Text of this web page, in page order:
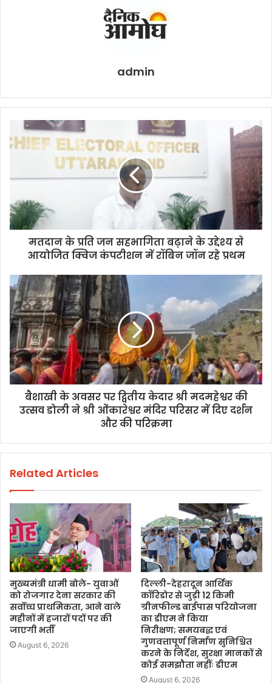
admin
मतदान के प्रति जन सहभागिता बढ़ाने के उद्देश्य से
आयोजित क्विज कंपटीशन में रॉबिन जॉन रहे प्रथम
बैशाखी के अवसर पर द्वितीय केदार श्री मदमहेश्वर की
उत्सव डोली ने श्री ओंकारेश्वर मंदिर परिसर में दिए दर्शन
और की परिक्रमा
Related Articles
मुख्यमंत्री धामी बोले- युवाओं
को रोजगार देना सरकार की
सर्वोच्च प्राथमिकता, आने वाले
महीनों में हजारों पदों पर की
जाएगी भर्ती
August 6, 2026
दिल्ली-देहरादून आर्थिक
कॉरिडोर से जुड़ी 12 किमी
ग्रीनफील्ड बाईपास परियोजना
का डीएम ने किया
निरीक्षण; समयबद्ध एवं
गुणवत्तापूर्ण निर्माण सुनिश्चित
करने के निर्देश, सुरक्षा मानकों से
कोई समझौता नहींः डीएम
August 6, 2026